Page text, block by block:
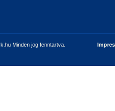
Minden jog fenntartva.